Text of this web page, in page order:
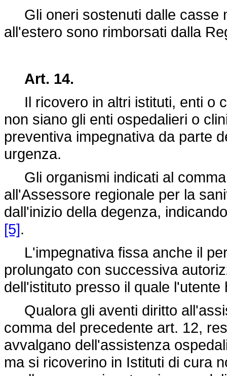
Gli oneri sostenuti dalle casse
all'estero sono rimborsati dalla
Art. 14.
Il ricovero in altri istituti, enti o
non siano gli enti ospedalieri o
preventiva impegnativa da parte
urgenza.
Gli organismi indicati al
all'Assessore regionale per la
dall'inizio della degenza,
[5].
L'impegnativa fissa anche il
prolungato con successiva
dell'istituto presso il quale
Qualora gli aventi diritto
comma del precedente art. 12,
avvalgano dell'assistenza
ma si ricoverino in Istituti di cura